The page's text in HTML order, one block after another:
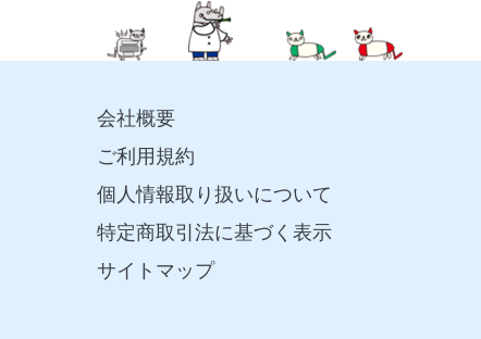
会社概要
ご利用規約
個人情報取り扱いについて
特定商取引法に基づく表示
サイトマップ